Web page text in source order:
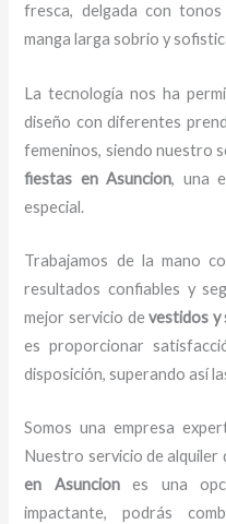
fresca, delgada con
manga larga sobrio y
La tecnología nos ha
diseño con diferentes
femeninos, siendo nuestro
fiestas en Asuncion, una
especial.
Trabajamos de la mano
resultados confiables y
mejor servicio devestidos y
es proporcionar
disposición, superando así
Somos una empresa
Nuestro servicio de alquiler
en Asunciones una
impactante, podrás